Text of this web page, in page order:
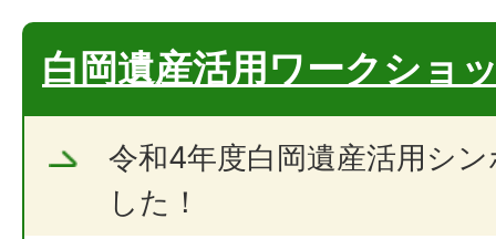
白岡遺産活用ワークショ
令和4年度白岡遺産活用シ
した！